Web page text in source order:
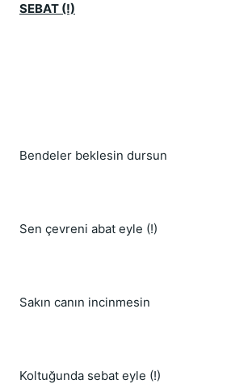
SEBAT (!)
Bendeler beklesin dursun
Sen çevreni abat eyle (!)
Sakın canın incinmesin
Koltuğunda sebat eyle (!)